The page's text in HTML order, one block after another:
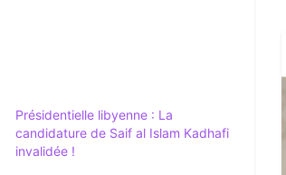
Présidentielle libyenne : La
candidature de Saif al Islam Kadhafi
invalidée !